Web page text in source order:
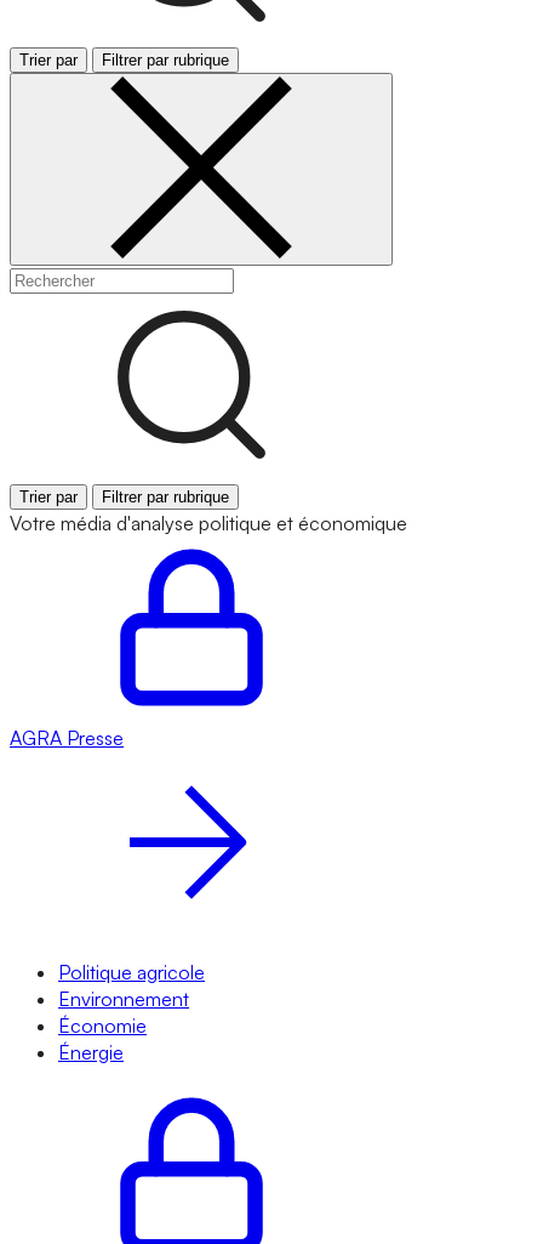
Trier par Filtrer par rubrique
Trier par Filtrer par rubrique
Votre média d'analyse politique et économique
AGRA Presse
Politique agricole
Environnement
Économie
Énergie